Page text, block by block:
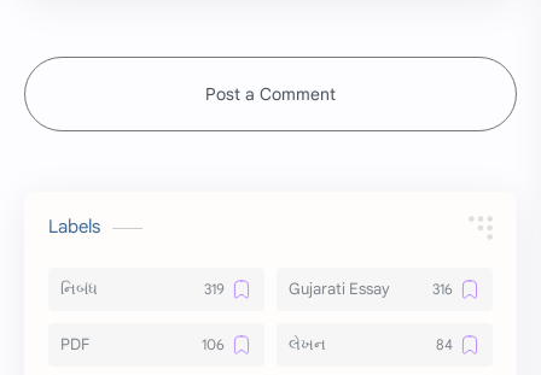
Post a Comment
Labels
નિબંધ Gujarati Essay
PDF લેખન